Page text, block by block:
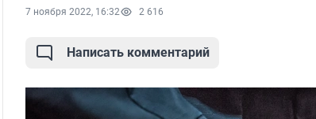
7 ноября 2022, 16:32 2 616
Написать комментарий